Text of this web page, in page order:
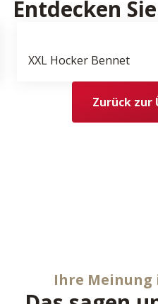
Entdecken
XXL Hocker Bennet
Zurück zur
Ihre